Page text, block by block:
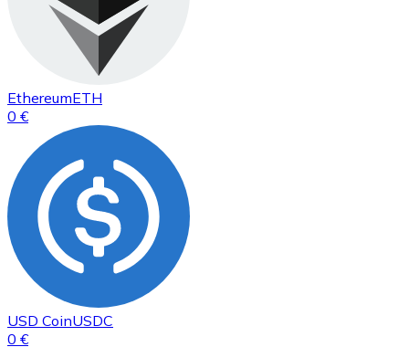
EthereumETH
0 €
USD CoinUSDC
0 €